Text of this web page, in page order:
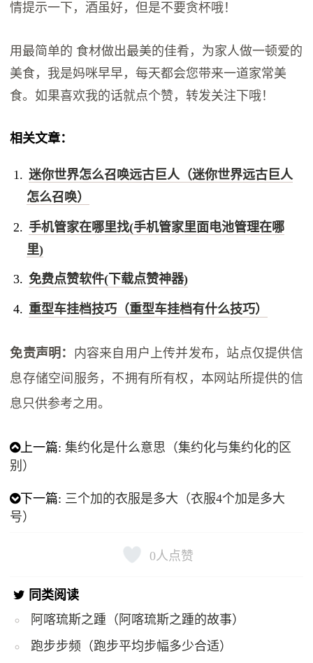
情提示一下，酒虽好，但是不要贪杯哦！
用最简单的 食材做出最美的佳肴，为家人做一顿爱的
美食，我是妈咪早早，每天都会您带来一道家常美
食。如果喜欢我的话就点个赞，转发关注下哦！
相关文章：
迷你世界怎么召唤远古巨人（迷你世界远古巨人
怎么召唤）
手机管家在哪里找(手机管家里面电池管理在哪
里)
免费点赞软件(下载点赞神器)
重型车挂档技巧（重型车挂档有什么技巧）
免责声明： 内容来自用户上传并发布，站点仅提供信
息存储空间服务，不拥有所有权，本网站所提供的信
息只供参考之用。
上一篇:集约化是什么意思（集约化与集约化的区
别）
下一篇: 三个加的衣服是多大（衣服4个加是多大
号）
0人点赞
同类阅读
阿喀琉斯之踵（阿喀琉斯之踵的故事）
跑步步频（跑步平均步幅多少合适）